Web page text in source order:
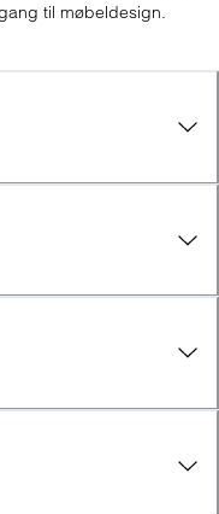
til møbeldesign.